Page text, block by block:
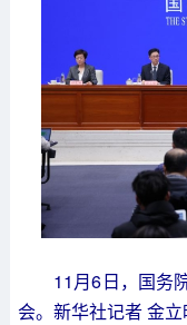
11月6日，国务
会。新华社记者 金